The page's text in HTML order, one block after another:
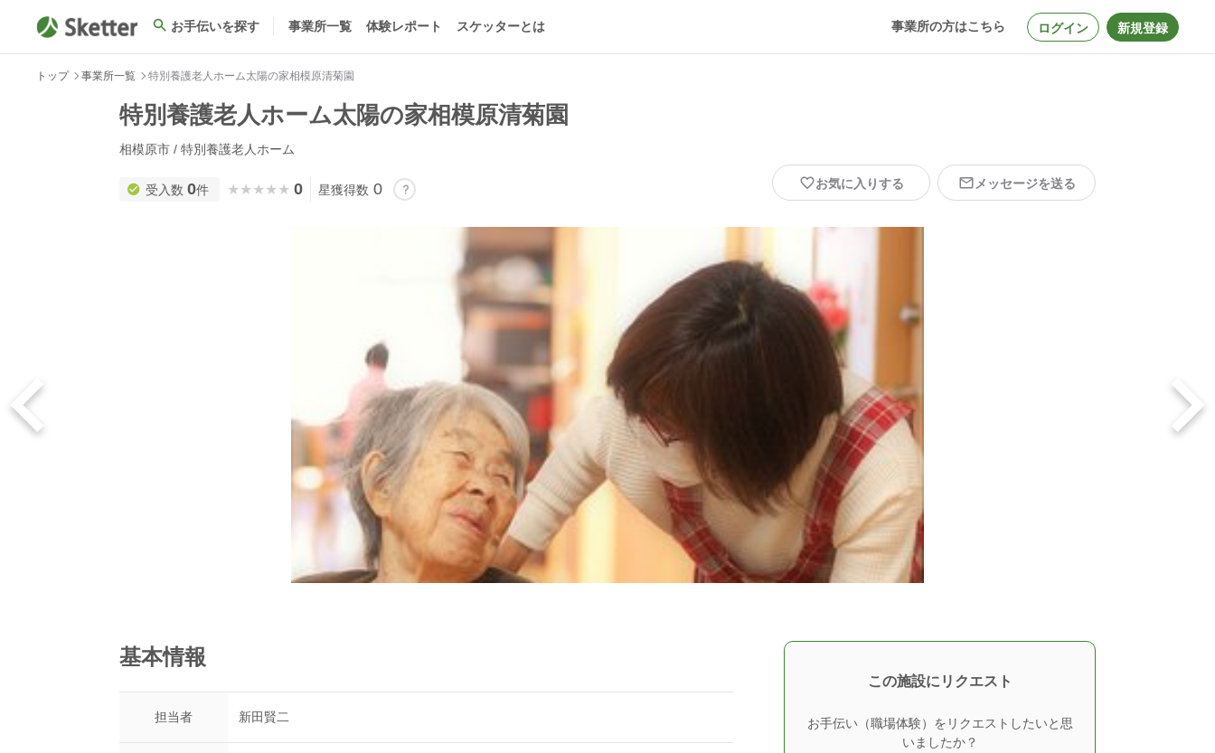
お手伝いを探す 事業所一覧 体験レポート スケッターとは 事業所の方はこちら ログイン 新規登録
トップ 事業所一覧 特別養護老人ホーム太陽の家相模原清菊園
特別養護老人ホーム太陽の家相模原清菊園
相模原市 / 特別養護老人ホーム
受入数 0件 ★★★★★
★★★★★ 0 星獲得数 0 お気に入りする メッセージを送る
基本情報
担当者 新田賢二
この施設にリクエスト
お手伝い（職場体験）をリクエストしたいと思
いましたか？